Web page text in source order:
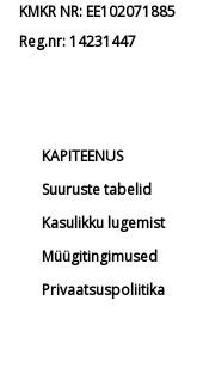
KMKR NR: EE102071885
Reg.nr: 14231447
KAPITEENUS
Suuruste tabelid
Kasulikku lugemist
Müügitingimused
Privaatsuspoliitika